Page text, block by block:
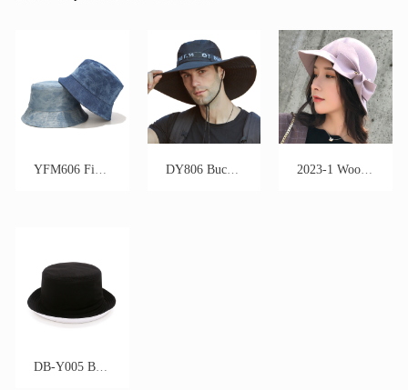
DY806 Bucket hat
DB-Y005 Bucket hat